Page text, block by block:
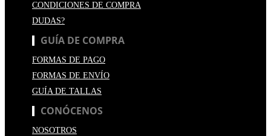
CONDICIONES DE COMPRA
DUDAS?
GUÍA DE COMPRA
FORMAS DE PAGO
FORMAS DE ENVÍO
GUÍA DE TALLAS
CONÓCENOS
NOSOTROS